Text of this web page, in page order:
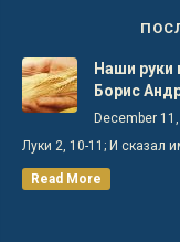
Наши руки
Борис
December
Луки 2, 10-11; И сказал
Read More